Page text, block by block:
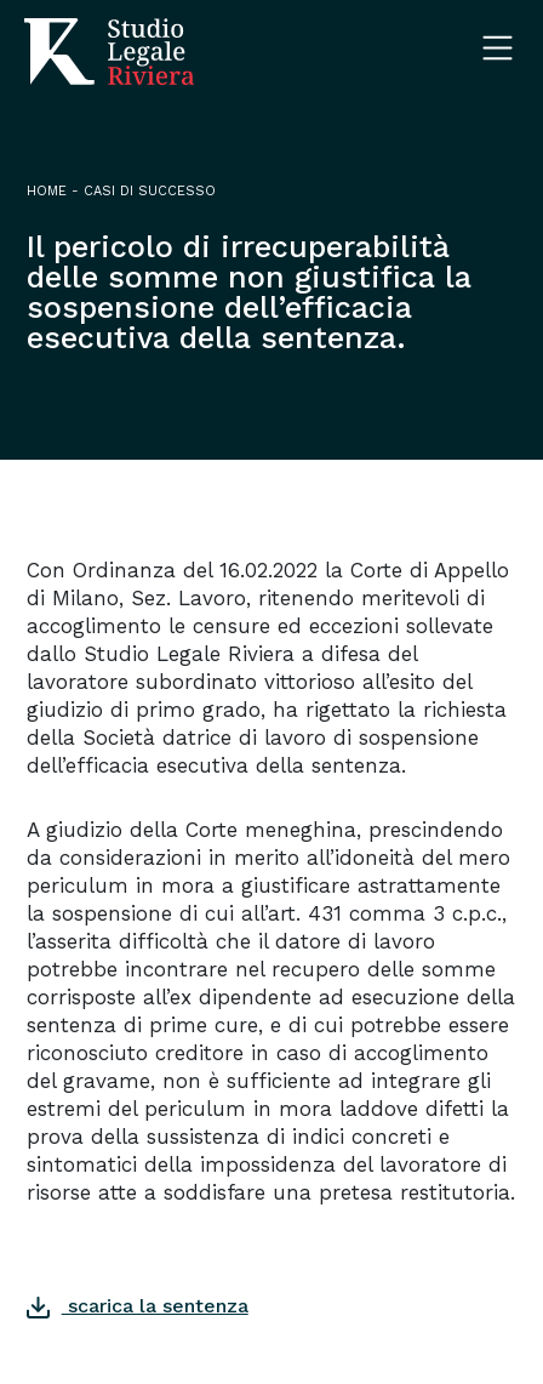
HOME - CASI DI SUCCESSO
Il pericolo di irrecuperabilità
delle somme non giustifica la
sospensione dell’efficacia
esecutiva della sentenza.
Con Ordinanza del 16.02.2022 la Corte di Appello
di Milano, Sez. Lavoro, ritenendo meritevoli di
accoglimento le censure ed eccezioni sollevate
dallo Studio Legale Riviera a difesa del
lavoratore subordinato vittorioso all’esito del
giudizio di primo grado, ha rigettato la richiesta
della Società datrice di lavoro di sospensione
dell’efficacia esecutiva della sentenza.
A giudizio della Corte meneghina, prescindendo
da considerazioni in merito all’idoneità del mero
periculum in mora a giustificare astrattamente
la sospensione di cui all’art. 431 comma 3 c.p.c.,
l’asserita difficoltà che il datore di lavoro
potrebbe incontrare nel recupero delle somme
corrisposte all’ex dipendente ad esecuzione della
sentenza di prime cure, e di cui potrebbe essere
riconosciuto creditore in caso di accoglimento
del gravame, non è sufficiente ad integrare gli
estremi del periculum in mora laddove difetti la
prova della sussistenza di indici concreti e
sintomatici della impossidenza del lavoratore di
risorse atte a soddisfare una pretesa restitutoria.
scarica la sentenza